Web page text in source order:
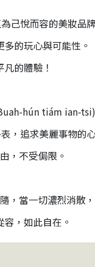
己悅而容的美妝品
的玩心與可能性。
的體驗！
hún tiám ian-tsi)
，追求美麗事物的
，不受侷限。
，當一切濃烈消散，
，如此自在。